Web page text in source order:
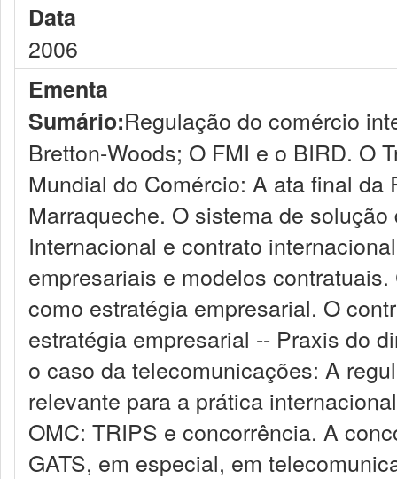
Data
2006
Ementa
Sumário:Regulação do comércio
Bretton-Woods; O FMI e o BIRD. O
Mundial do Comércio: A ata final da
Marraqueche. O sistema de
Internacional e contrato
empresariais e modelos
como estratégia empresarial. O
estratégia empresarial -- Praxis do
o caso da telecomunicações: A
relevante para a prática
OMC: TRIPS e concorrência. A
GATS, em especial, em